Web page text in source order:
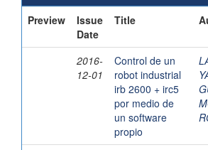
Preview
Issue
Date
Title
2016-
12-01
Control de un
robot industrial
irb 2600 + irc5
por medio de
un software
propio